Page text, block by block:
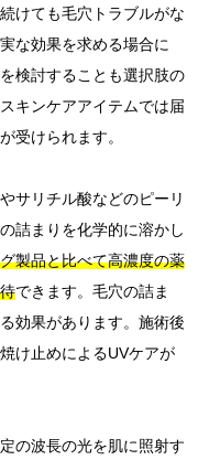
けても毛穴トラブルがな
な効果を求める場合に
検討することも選択肢の
キンケアアイテムでは届
受けられます。
サリチル酸などのピーリ
詰まりを化学的に溶かし
製品と比べて高濃度の薬
できます。毛穴の詰ま
効果があります。施術後
け止めによるUVケアが
の波長の光を肌に照射す